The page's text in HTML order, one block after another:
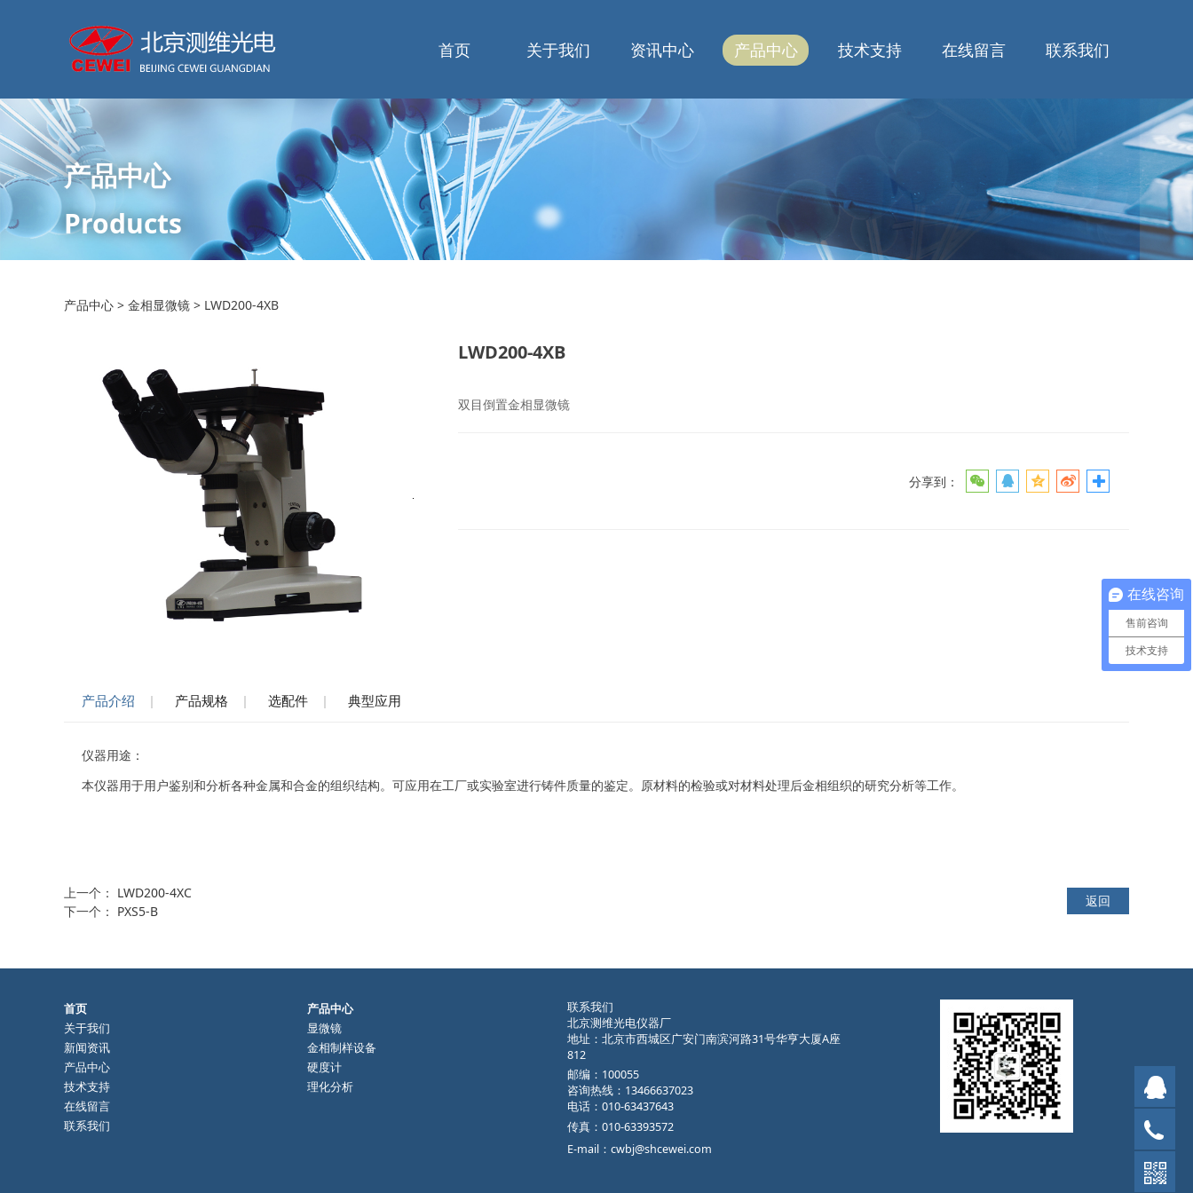
首页 关于我们 资讯中心 产品中心 技术支持 在线留言 联系我们
产品中心
Products
LWD200-4XB
产品中心 > 金相显微镜 > LWD200-4XB
LWD200-4XB
双目倒置金相显微镜
分享到：
产品介绍 产品规格 选配件 典型应用
仪器用途：
本仪器用于用户鉴别和分析各种金属和合金的组织结构。可应用在工厂或实验室进行铸件质量的鉴定。原材料的检验或对材料处理后金相组织的研究分析等工作。
上一个： LWD200-4XC
下一个： PXS5-B
返回
首页
关于我们
新闻资讯
产品中心
技术支持
在线留言
联系我们
产品中心
显微镜
金相制样设备
硬度计
理化分析
联系我们
北京测维光电仪器厂
地址：北京市西城区广安门南滨河路31号华亨大厦A座
812
邮编：100055
咨询热线：13466637023
电话：010-63437643
传真：010-63393572
E-mail：cwbj@shcewei.com
售
在线咨询
售前咨询
技术支持